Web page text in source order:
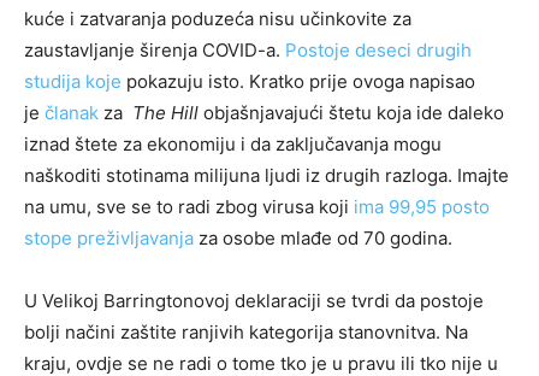
kuće i zatvaranja poduzeća nisu učinkovite za
zaustavljanje širenja COVID-a. Postoje deseci drugih
studija koje pokazuju isto. Kratko prije ovoga napisao
je članak za The Hill objašnjavajući štetu koja ide daleko
iznad štete za ekonomiju i da zaključavanja mogu
naškoditi stotinama milijuna ljudi iz drugih razloga. Imajte
na umu, sve se to radi zbog virusa koji ima 99,95 posto
stope preživljavanja za osobe mlađe od 70 godina.
U Velikoj Barringtonovoj deklaraciji se tvrdi da postoje
bolji načini zaštite ranjivih kategorija stanovnitva. Na
kraju, ovdje se ne radi o tome tko je u pravu ili tko nije u